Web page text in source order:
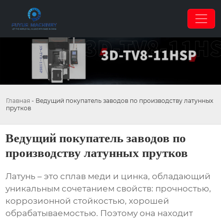
Главная - Ведущий покупатель заводов по производству латунных
прутков
Ведущий покупатель заводов по
производству латунных прутков
Латунь – это сплав меди и цинка, обладающий
уникальным сочетанием свойств: прочностью,
коррозионной стойкостью, хорошей
обрабатываемостью. Поэтому она находит